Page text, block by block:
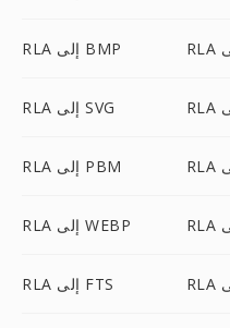
RLA إلى BMP
RLA إلى SVG
RLA إلى PBM
RLA إلى WEBP
RLA إلى FTS